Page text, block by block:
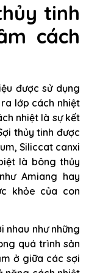
tinh
cách
được sử dụng
lớp cách nhiệt
nhiệt là sự kết
thủy tinh được
Siliccat canxi
là bông thủy
Amiang hay
khỏe của con
nhau như những
quá trình sản
ở giữa các sợi